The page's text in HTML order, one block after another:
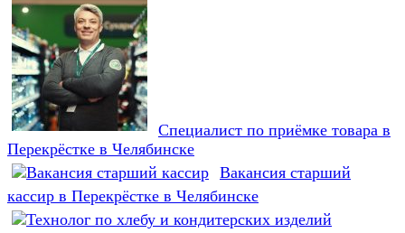
Специалист по приёмке товара в
Перекрёстке в Челябинске
Вакансия старший
кассир в Перекрёстке в Челябинске